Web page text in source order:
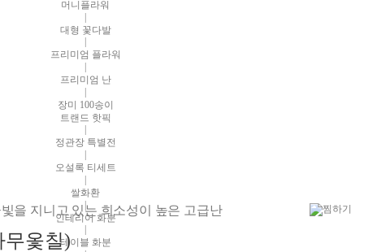
머니플라워
|
대형 꽃다발
프리미엄 플라워
프리미엄 난
|
장미 100송이
트랜드 핫픽
정관장 특별전
오설록 티세트
|
쌀화환
|
인테리어 화분
테이블 화분
을 지니고 있는 희소성이 높은 고급난
무옻칠)